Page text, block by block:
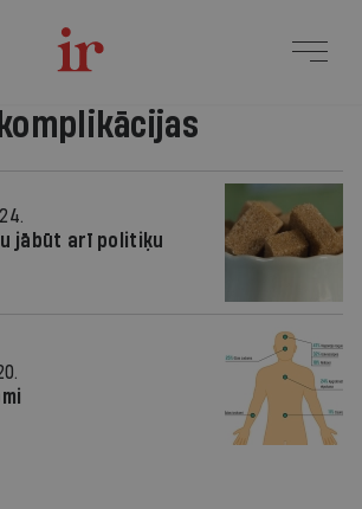
komplikācijas
jābūt arī politiķu